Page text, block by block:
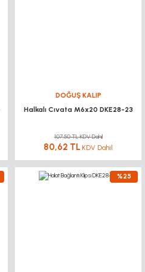
DOĞUŞ KALIP
Halkalı Cıvata M6x20 DKE28-23
107,50 TL KDV Dahil
80,62 TL KDV Dahil
%25